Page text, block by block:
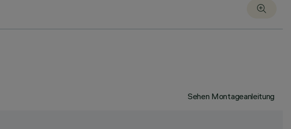
Sehen Montageanleitung